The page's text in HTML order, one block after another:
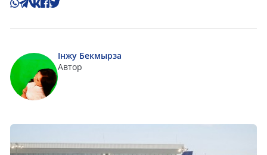
Інжу Бекмырза
Автор